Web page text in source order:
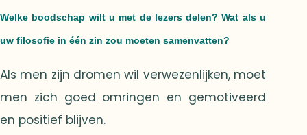
Welke boodschap wilt u met de lezers delen? Wat als u
uw filosofie in één zin zou moeten samenvatten?
Als men zijn dromen wil verwezenlijken, moet
men zich goed omringen en gemotiveerd
en positief blijven.